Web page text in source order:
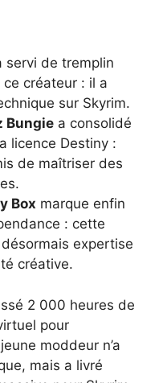
servi de tremplin
créateur : il a
sur Skyrim.
Bungie a consolidé
licence Destiny :
de maîtriser des
Box marque enfin
: cette
expertise
créative.
2 000 heures de
pour
moddeur n’a
mais a livré